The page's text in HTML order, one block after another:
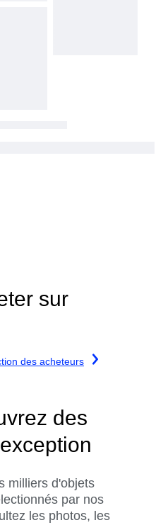
sur
des acheteurs
des
milliers d'objets
par nos
les photos, les